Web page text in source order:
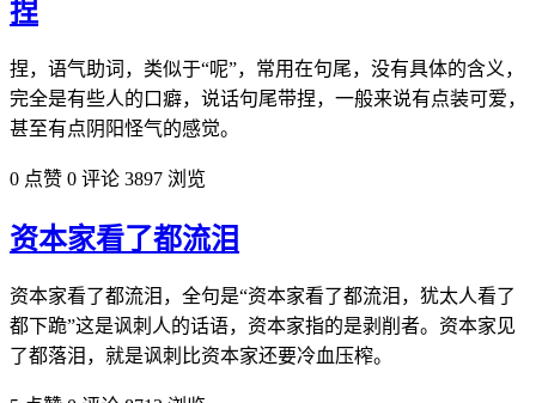
捏
捏，语气助词，类似于“呢”，常用在句尾，没有具体的含义，
完全是有些人的口癖，说话句尾带捏，一般来说有点装可爱，
甚至有点阴阳怪气的感觉。
0 点赞 0 评论 3897 浏览
资本家看了都流泪
资本家看了都流泪，全句是“资本家看了都流泪，犹太人看了
都下跪”这是讽刺人的话语，资本家指的是剥削者。资本家见
了都落泪，就是讽刺比资本家还要冷血压榨。